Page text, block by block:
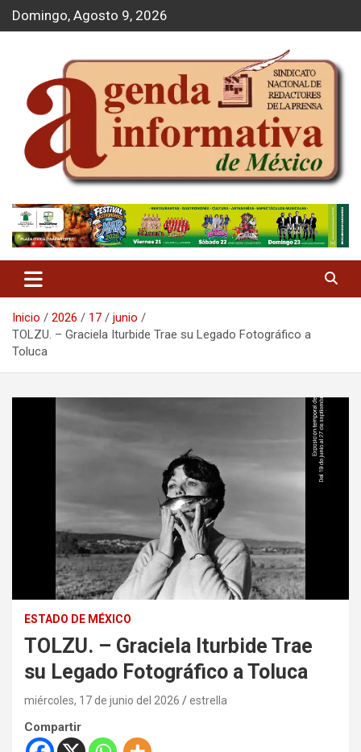
d
Domingo, Agosto 9, 2026
Agenda Informativa
Inicio 2026 17
junio
TOLZU. – Graciela Iturbide Trae su Legado Fotográfico a
Toluca
ESTADO DE MÉXICO
TOLZU. – Graciela Iturbide Trae
su Legado Fotográfico a Toluca
miércoles, 17 de junio del 2026 estrella
Compartir